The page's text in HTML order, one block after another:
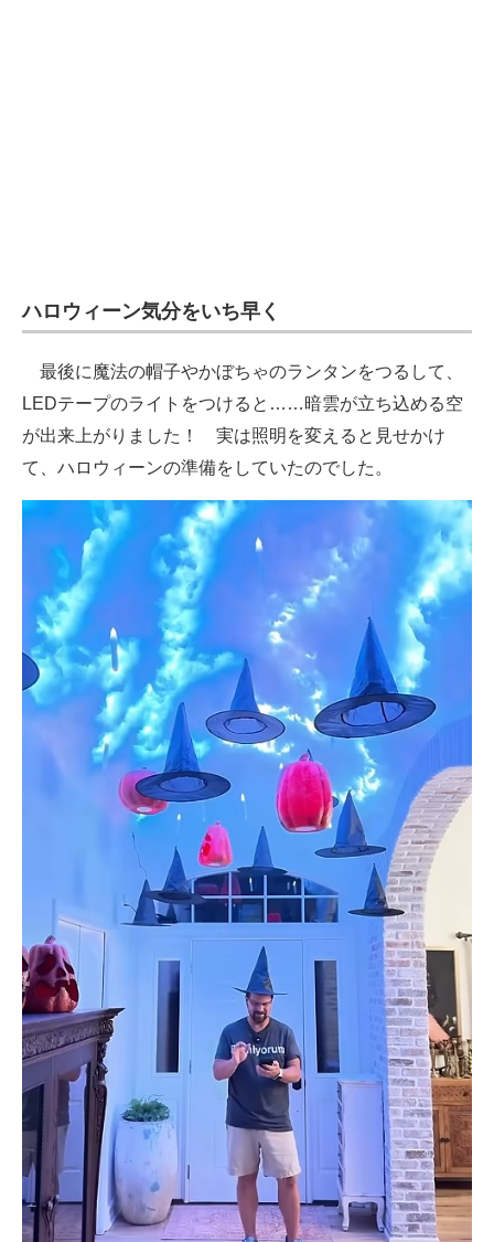
ハロウィーン気分をいち早く
最後に魔法の帽子やかぼちゃのランタンをつるして、
LEDテープのライトをつけると……暗雲が立ち込める空
が出来上がりました！ 実は照明を変えると見せかけ
て、ハロウィーンの準備をしていたのでした。